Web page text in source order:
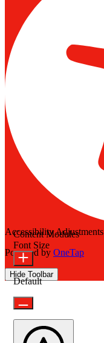
Accessibility Adjustments
Powered by OneTap
Hide Toolbar
Content Modules
Font Size
Default